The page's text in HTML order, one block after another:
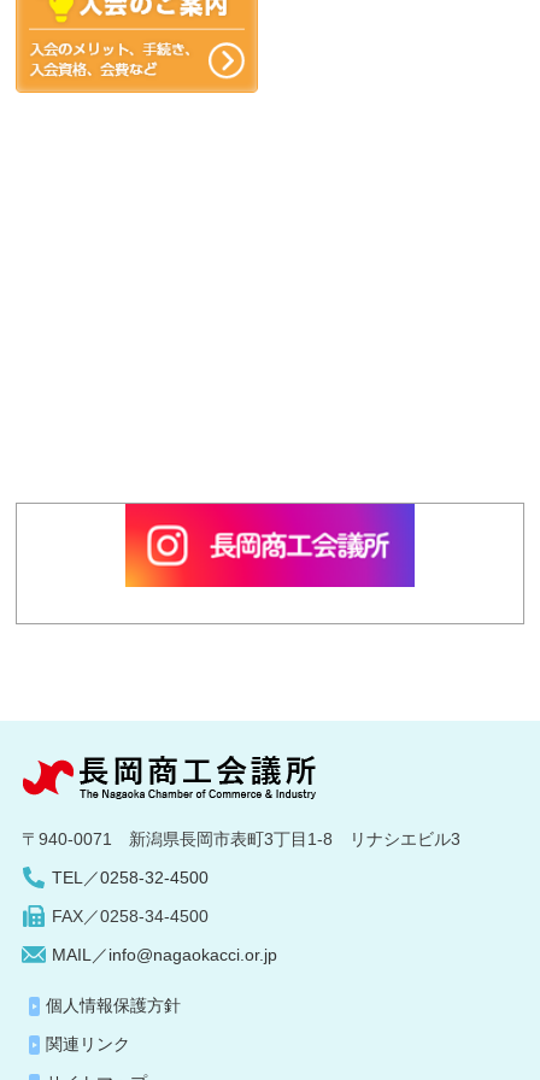
〒940-0071 新潟県長岡市表町3丁目1-8 リナシエビル3
TEL／0258-32-4500
FAX／0258-34-4500
MAIL／info@nagaokacci.or.jp
個人情報保護方針
関連リンク